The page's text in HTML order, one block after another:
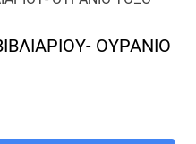
ΟΥΡΑΝΙΟ